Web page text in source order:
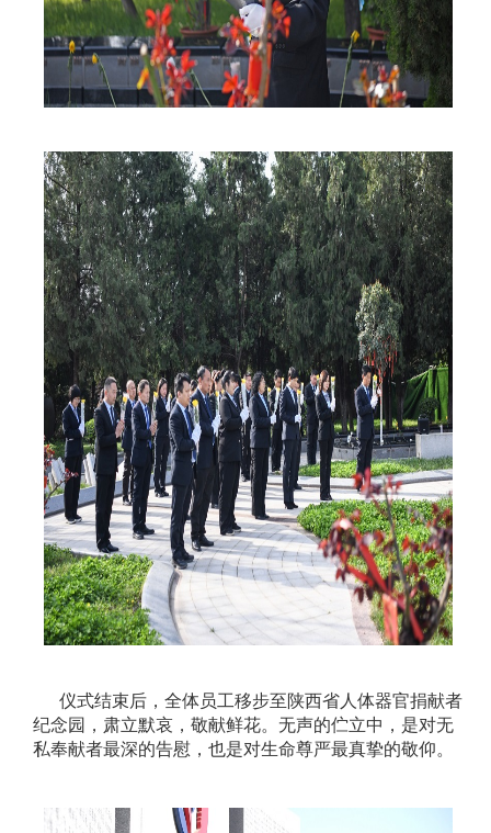
仪式结束后，全体员工移步至陕西省人体器官捐献者
纪念园，肃立默哀，敬献鲜花。无声的伫立中，是对无
私奉献者最深的告慰，也是对生命尊严最真挚的敬仰。